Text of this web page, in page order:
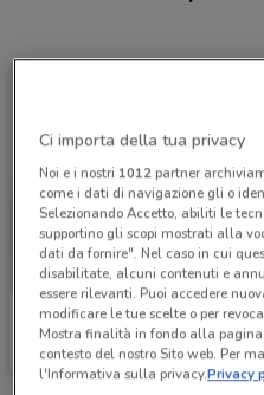
Bimbo Store
Scade il 26/08 7.5 km
Ci importa della tua privacy
Noi e i nostri 1012partner
come i dati di navigazione gli o
Selezionando Accetto, abiliti le
supportino gli scopi mostrati alla
dati da fornire". Nel caso in cui
disabilitate, alcuni contenuti e
essere rilevanti. Puoi accedere
modificare le tue scelte o per
Mostra finalità in fondo alla
contesto del nostro Sito web. Per
l'Informativa sulla privacy.Privacy